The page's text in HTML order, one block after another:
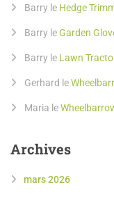
Barry le Hedge
Barry leGarden
Barry le Lawn
Gerhard le
Maria le
Archives
mars 2026